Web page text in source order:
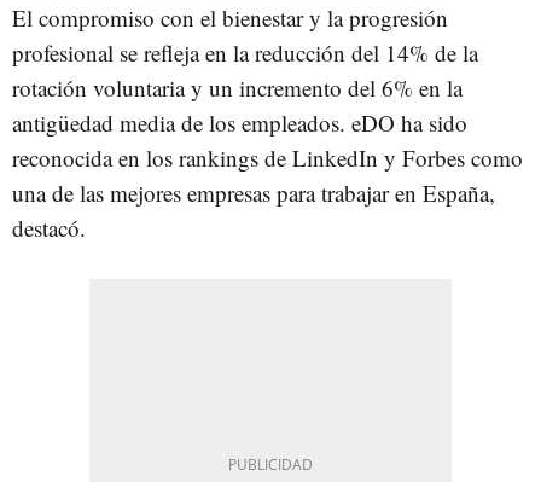
El compromiso con el bienestar y la progresión
profesional se refleja en la reducción del 14% de la
rotación voluntaria y un incremento del 6% en la
antigüedad media de los empleados. eDO ha sido
reconocida en los rankings de LinkedIn y Forbes como
una de las mejores empresas para trabajar en España,
destacó.